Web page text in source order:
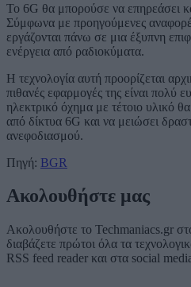
Το 6G θα μπορούσε να επηρεάσει
Σύμφωνα με προηγούμενες
εργάζονται πάνω σε μια έξυπνη
ενέργεια από ραδιοκύματα.
Η τεχνολογία αυτή προορίζεται
πιθανές εφαρμογές της είναι πολύ
ηλεκτρικό όχημα με τέτοιο υλικό
από δίκτυα 6G και να μειώσει
ανεφοδιασμού.
Πηγή: BGR
Ακολουθήστε μας
Ακολουθήστε το Techmaniacs.gr
διαβάζετε πρώτοι όλα τα
RSS feed reader και στα social